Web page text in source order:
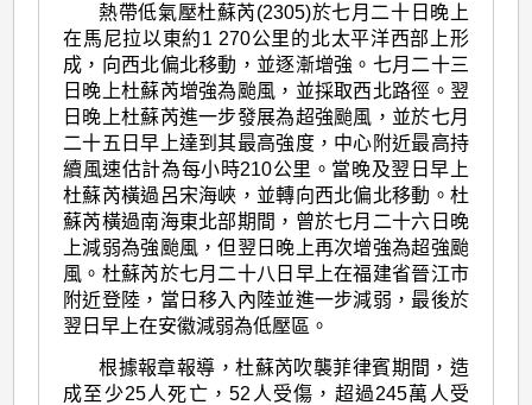
熱帶低氣壓杜蘇芮(2305)於七月二十日晚上
在馬尼拉以東約1 270公里的北太平洋西部上形
成，向西北偏北移動，並逐漸增強。七月二十三
日晚上杜蘇芮增強為颱風，並採取西北路徑。翌
日晚上杜蘇芮進一步發展為超強颱風，並於七月
二十五日早上達到其最高強度，中心附近最高持
續風速估計為每小時210公里。當晚及翌日早上
杜蘇芮橫過呂宋海峽，並轉向西北偏北移動。杜
蘇芮橫過南海東北部期間，曾於七月二十六日晚
上減弱為強颱風，但翌日晚上再次增強為超強颱
風。杜蘇芮於七月二十八日早上在福建省晉江市
附近登陸，當日移入內陸並進一步減弱，最後於
翌日早上在安徽減弱為低壓區。
根據報章報導，杜蘇芮吹襲菲律賓期間，造
成至少25人死亡，52人受傷，超過245萬人受